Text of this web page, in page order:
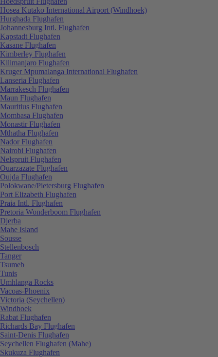
Hosea Kutako International Airport (Windhoek)
Hurghada Flughafen
Johannesburg Intl. Flughafen
Kapstadt Flughafen
Kasane Flughafen
Kimberley Flughafen
Kilimanjaro Flughafen
Kruger Mpumalanga International Flughafen
Lanseria Flughafen
Marrakesch Flughafen
Maun Flughafen
Mauritius Flughafen
Mombasa Flughafen
Monastir Flughafen
Mthatha Flughafen
Nador Flughafen
Nairobi Flughafen
Nelspruit Flughafen
Ouarzazate Flughafen
Oujda Flughafen
Polokwane/Pietersburg Flughafen
Port Elizabeth Flughafen
Praia Intl. Flughafen
Pretoria Wonderboom Flughafen
Djerba
Mahe Island
Sousse
Stellenbosch
Tanger
Tsumeb
Tunis
Umhlanga Rocks
Vacoas-Phoenix
Victoria (Seychellen)
Windhoek
Rabat Flughafen
Richards Bay Flughafen
Saint-Denis Flughafen
Seychellen Flughafen (Mahe)
Skukuza Flughafen